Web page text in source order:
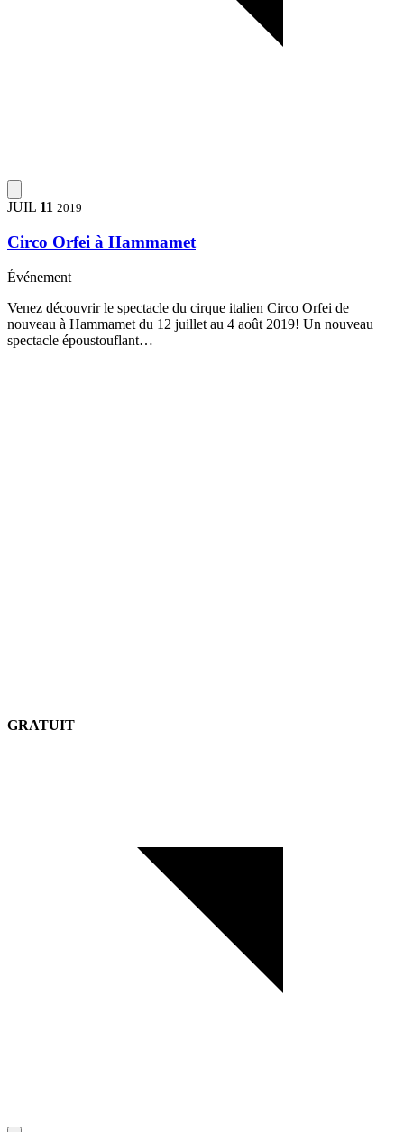
JUIL 11 2019
Circo Orfei à Hammamet
Événement
Venez découvrir le spectacle du cirque italien Circo Orfei de
nouveau à Hammamet du 12 juillet au 4 août 2019! Un nouveau
spectacle époustouflant…
GRATUIT